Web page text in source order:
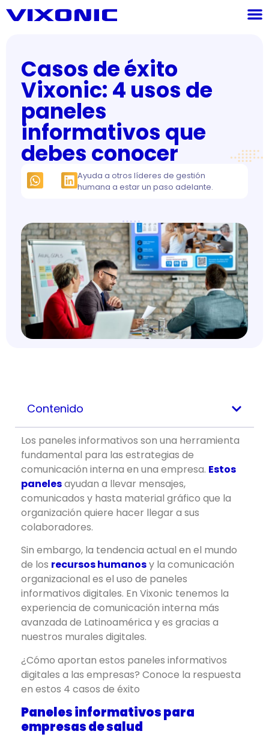
Casos de éxito
Vixonic: 4 usos de
paneles
informativos que
debes conocer
Ayuda a otros líderes de gestión
humana a estar un paso adelante.
Contenido
Los paneles informativos son una herramienta
fundamental para las estrategias de
comunicación interna en una empresa. Estos
panelesayudan a llevar mensajes,
comunicados y hasta material gráfico que la
organización quiere hacer llegar a sus
colaboradores.
Sin embargo, la tendencia actual en el mundo
de los recursos humanosy la comunicación
organizacional es el uso de paneles
informativos digitales. En Vixonic tenemos la
experiencia de comunicación interna más
avanzada de Latinoamérica y es gracias a
nuestros murales digitales.
¿Cómo aportan estos paneles informativos
digitales a las empresas? Conoce la respuesta
en estos 4 casos de éxito
Paneles informativos para
empresas de salud